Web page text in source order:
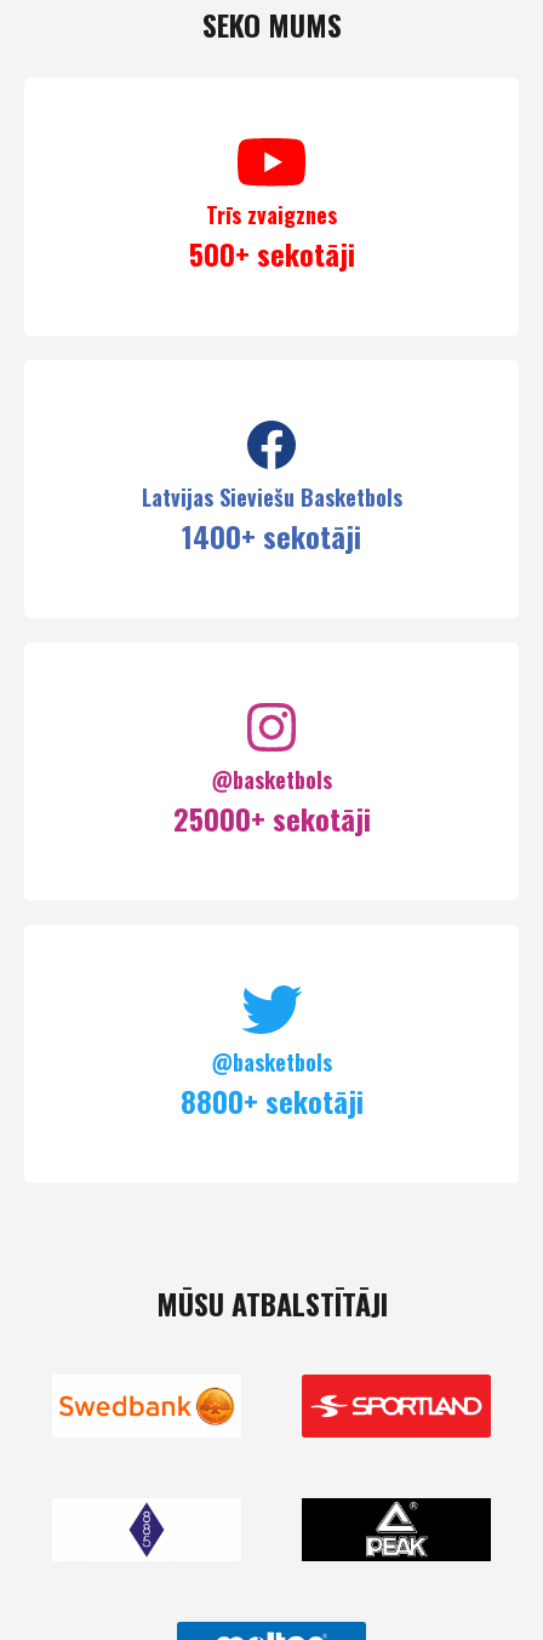
SEKO MUMS
Trīs zvaigznes
500+ sekotāji
Latvijas Sieviešu Basketbols
1400+ sekotāji
@basketbols
25000+ sekotāji
@basketbols
8800+ sekotāji
MŪSU ATBALSTĪTĀJI